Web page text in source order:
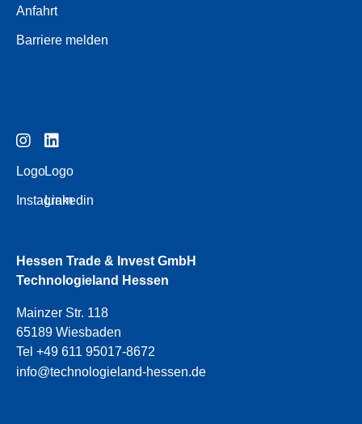
Anfahrt
Barriere melden
Logo
Instagram
Logo
Linkedin
Hessen Trade & Invest GmbH
Technologieland Hessen
Mainzer Str. 118
65189 Wiesbaden
Tel +49 611 95017-8672
info@technologieland-hessen.de